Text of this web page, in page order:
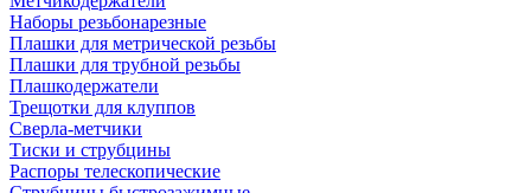
Наборы резьбонарезные
Плашки для метрической резьбы
Плашки для трубной резьбы
Плашкодержатели
Трещотки для клуппов
Сверла-метчики
Тиски и струбцины
Распоры телескопические